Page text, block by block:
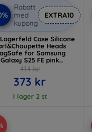
Rabatt
med
kupong
EXTRA10
Case Silicone
Heads
for Samsung
Galaxy S25 FE pink
414 kr
373 kr
I lager 2 st